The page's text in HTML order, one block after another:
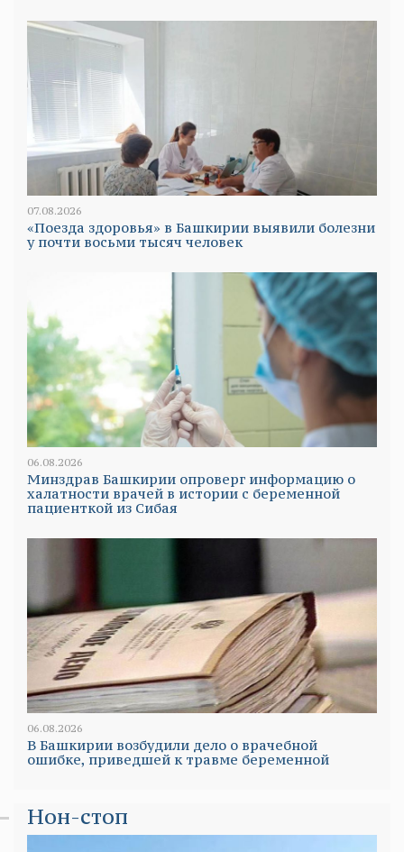
07.08.2026
«Поезда здоровья» в Башкирии выявили болезни
у почти восьми тысяч человек
06.08.2026
Минздрав Башкирии опроверг информацию о
халатности врачей в истории с беременной
пациенткой из Сибая
06.08.2026
В Башкирии возбудили дело о врачебной
ошибке, приведшей к травме беременной
Нон-стоп